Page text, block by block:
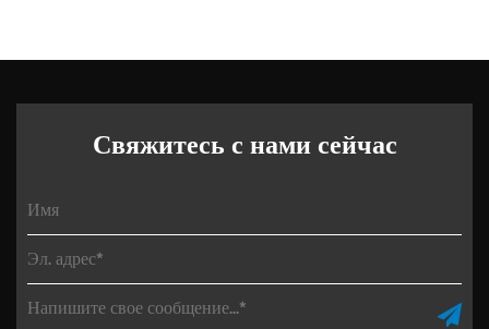
Свяжитесь с нами сейчас